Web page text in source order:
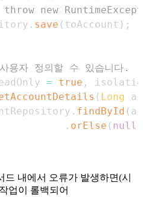
new
. save ( toAccount ) ;
용자 정의할 수 있습니다.
= true ,
( Long
. findById (
. orElse ( null
드 내에서 오류가 발생하면(시
업이 롤백되어